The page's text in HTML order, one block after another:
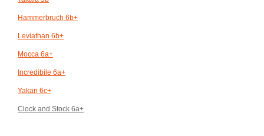
Hammerbruch 6b+
Leviathan 6b+
Mocca 6a+
Incredibile 6a+
Yakari 6c+
Clock and Stock 6a+